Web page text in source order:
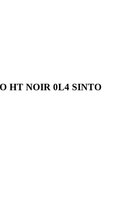
HT NOIR 0L4 SINTO